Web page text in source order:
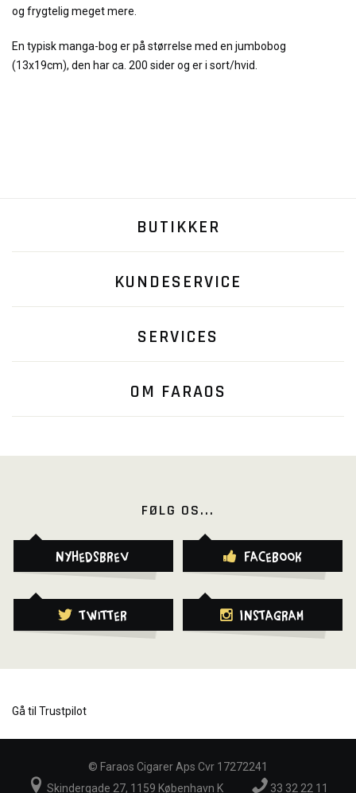
og frygtelig meget mere.
En typisk manga-bog er på størrelse med en jumbobog
(13x19cm), den har ca. 200 sider og er i sort/hvid.
BUTIKKER
KUNDESERVICE
SERVICES
OM FARAOS
FØLG OS...
Nyhedsbrev Facebook
Twitter Instagram
Gå til Trustpilot
© Faraos Cigarer Aps Cvr 17272241
Skindergade 27, 1159 København K
33 32 22 11